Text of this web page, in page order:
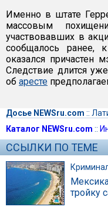
Именно в штате
массовым
участвовавших в
сообщалось ранее,
оказался причастен
Следствие длится
об аресте
Досье NEWSru.com ::
Каталог NEWSru.com ::
ССЫЛКИ ПО ТЕМЕ
тройку